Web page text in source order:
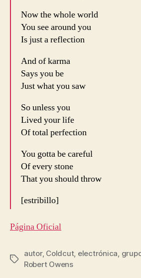
Now the whole world
You see around you
Is just a reflection
And of karma
Says you be
Just what you saw
So unless you
Lived your life
Of total perfection
You gotta be careful
Of every stone
That you should throw
[estribillo]
Página Oficial
Etiquetas
autor, Coldcut, electrónica,
Robert Owens